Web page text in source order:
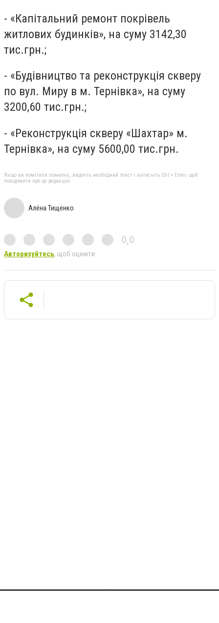
- «Капітальний ремонт покрівель
житлових будинків», на суму 3142,30
тис.грн.;
- «Будівництво та реконструкція скверу
по вул. Миру в м. Тернівка», на суму
3200,60 тис.грн.;
- «Реконструкція скверу «Шахтар» м.
Тернівка», на суму 5600,00 тис.грн.
Якщо ви помітили помилку, виділіть необхідний текст і натисніть Ctrl + Enter, щоб
повідомити про це редакцію
Алёна Тищенко
0,0
Авторизуйтесь, щоб оцінити